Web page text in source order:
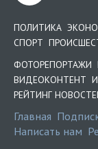
ПОЛИТИКА
СПОРТ
ФОТОРЕПОРТАЖИ
ВИДЕОКОНТЕНТ
РЕЙТИНГ
Главная
Написать нам